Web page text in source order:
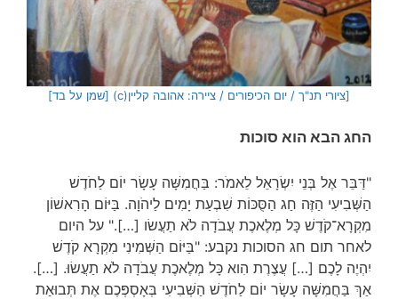
[ציורי תנ"ך / יום הכיפורים / ציירה: אהובה קליין(c) [שמן על בד]
החג הבא הוא סוכות
"דַּבֵּר אֶל בְּנֵי יִשְׂרָאֵל לֵאמֹר: בַּחֲמִשָּׁה עָשָׂר יוֹם לַחֹדֶשׁ
הַשְּׁבִיעִי הַזֶּה חַג הַסֻּכּוֹת שִׁבְעַת יָמִים לַיהֹוָה. בַּיּוֹם הָרִאשׁוֹן
מִקְרָא־קֹדֶשׁ כָּל מְלֶאכֶת עֲבֹדָה לֹא תַעֲשׂו […]." על היום
לאחר תום חג הסוכות נקבע: "בַּיּוֹם הַשְּׁמִינִי מִקְרָא קֹדֶשׁ
יִהְיֶה לָכֶם […] עֲצֶרֶת הִוא כָּל מְלֶאכֶת עֲבֹדָה לֹא תַעֲשׂוּ. […].
אַךְ בַּחֲמִשָּׁה עָשָׂר יוֹם לַחֹדֶשׁ הַשְּׁבִיעִי בְּאָסְפְּכֶם אֶת תְּבוּאַת